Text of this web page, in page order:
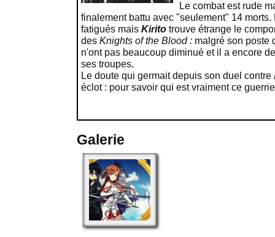
Le combat est rude
finalement battu avec "seulement" 14 morts.
fatigués mais Kirito trouve étrange le
des Knights of the Blood : malgré son poste
n'ont pas beaucoup diminué et il a encore
ses troupes.
Le doute qui germait depuis son duel contre
éclot : pour savoir qui est vraiment ce
Galerie